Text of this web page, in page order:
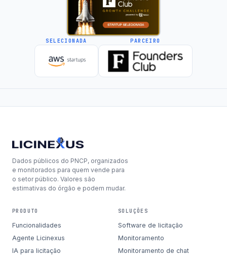
SELECIONADA PARCEIRO
Dados públicos do PNCP, organizados
e monitorados para quem vende para
o setor público. Valores são
estimativas do órgão e podem mudar.
PRODUTO
Funcionalidades
Agente Licinexus
IA para licitação
SOLUÇÕES
Software de licitação
Monitoramento
Monitoramento de chat